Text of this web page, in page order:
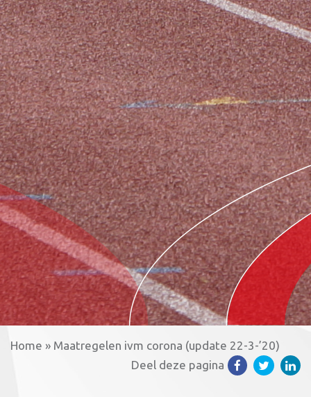
Home » Maatregelen ivm corona (update 22-3-’20)
Deel deze pagina